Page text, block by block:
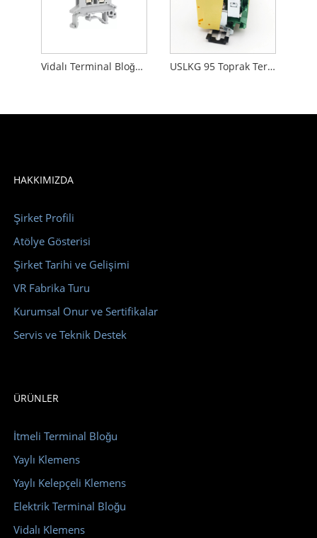
Vidalı Terminal Bloğundan Besleme Plastik Naylon PA66 Kurulum Panel Montajlı USLKG 95 Toprak Terminal Bloğu Din Ray Montajı 95 Mm²
HAKKIMIZDA
Şirket Profili
Atölye Gösterisi
Şirket Tarihi ve Gelişimi
VR Fabrika Turu
Kurumsal Onur ve Sertifikalar
Servis ve Teknik Destek
ÜRÜNLER
İtmeli Terminal Bloğu
Yaylı Klemens
Yaylı Kelepçeli Klemens
Elektrik Terminal Bloğu
Vidalı Klemens